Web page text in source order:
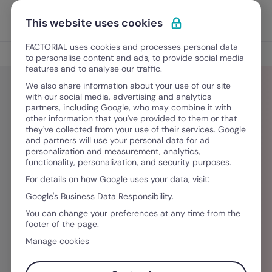
Ir para o conteúdo
Experimente Grátis
Blog
Bruna Carnevale
Bruna Carnevale é Content Manager da
Factorial para os mercados do Brasil e Portugal.
Com uma formação diversa em comunicação e
línguas, se diz cada vez mais apaixonada pela
área de RH e acredita que o acesso à
informação de qualidade pode ajudar tornar a
gestão de pessoas cada vez mais humanizada e
eficiente.
This website uses cookies
FACTORIAL uses cookies and processes personal data
to personalise content and ads, to provide social media
features and to analyse our traffic.
We also share information about your use of our site
with our social media, advertising and analytics
partners, including Google, who may combine it with
other information that you've provided to them or that
they've collected from your use of their services. Google
and partners will use your personal data for ad
personalization and measurement, analytics,
functionality, personalization, and security purposes.
For details on how Google uses your data, visit:
Google's Business Data Responsibility.
You can change your preferences at any time from the
footer of the page.
Manage cookies